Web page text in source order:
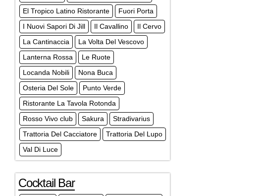
El Tropico Latino Ristorante
Fuori Porta
I Nuovi Sapori Di Jill
Il Cavallino
Il Cervo
La Cantinaccia
La Volta Del Vescovo
Lanterna Rossa
Le Ruote
Locanda Nobili
Nona Buca
Osteria Del Sole
Punto Verde
Ristorante La Tavola Rotonda
Rosso Vivo club
Sakura
Stradivarius
Trattoria Del Cacciatore
Trattoria Del Lupo
Val Di Luce
Cocktail Bar